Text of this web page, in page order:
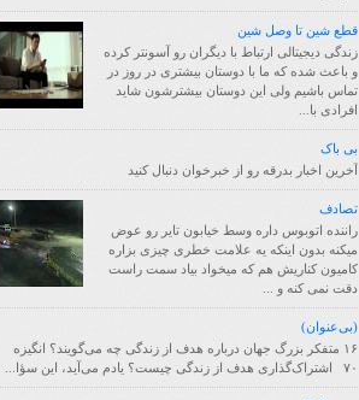
قطع شین تا وصل شین
زندگی دیجیتالی ارتباط با دیگران رو آسونتر کرده
و باعث شده که ما با دوستان بیشتری در روز در
تماس باشیم ولی این دوستان بیشترشون شاید
افرادی با...
بی باک
آخرین اخبار بدرقه رو از خبرخوان دنبال کنید
تصادف
راننده اتوبوس داره وسط خیابون تایر رو عوض
میکنه بدون اینکه یه علامت خطری چیزی بزاره
کامیون کناریش هم که میخواد بیاد سمت راست
دقت نمی کنه و ...
(بی‌عنوان)
۱۶ متفکر بزرگ جهان درباره هدف از زندگی چه می‌گویند؟ انگیزه
۷۰ اشتراک‌گذاری هدف از زندگی چیست؟ یادم می‌آید، این سؤا...